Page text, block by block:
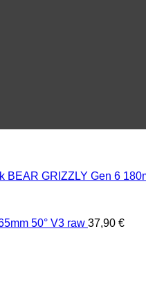
BEAR GRIZZLY Gen 6
50° V3 raw 37,90 €